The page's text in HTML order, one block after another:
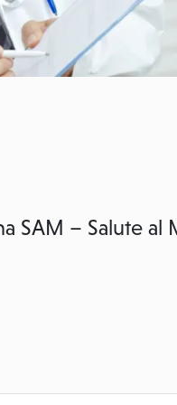
SAM – Salute al